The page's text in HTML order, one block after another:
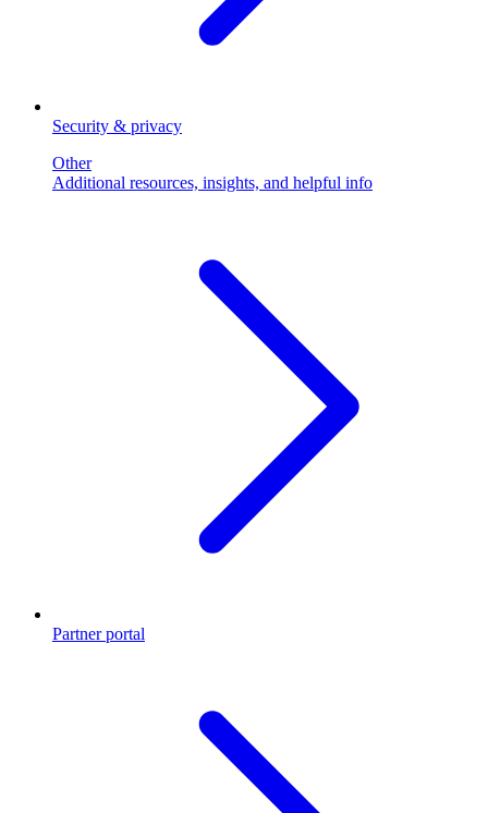
Security & privacy
Other
Additional resources, insights, and helpful info
Partner portal